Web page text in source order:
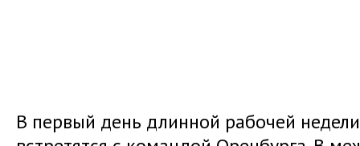
В первый день длинной рабочей